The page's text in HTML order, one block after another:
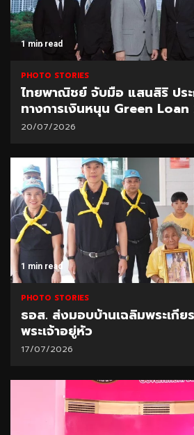
1 min read
PHOTO STORIES
ไทยพาณิชย์ จับมือ แสนสิริ ปร
ทางการเงินหนุน Green Loan
20/07/2026
1 min read
PHOTO STORIES
ธอส. ส่งมอบบ้านเฉลิมพระเกีย
พระเจ้าอยู่หัว
17/07/2026